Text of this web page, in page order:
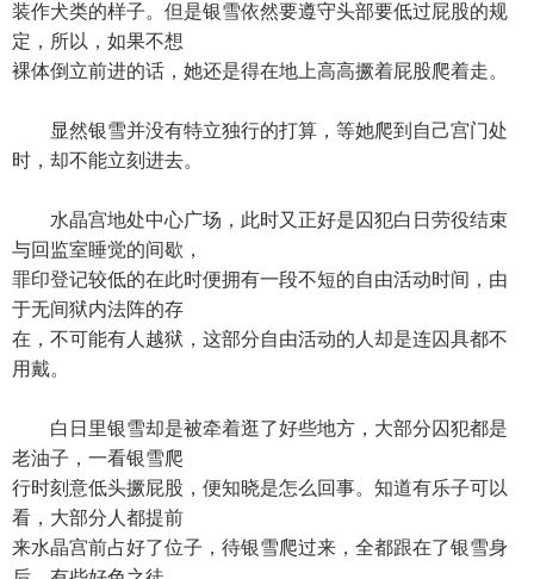
装作犬类的样子。但是银雪依然要遵守头部要低过屁股的规
定，所以，如果不想
裸体倒立前进的话，她还是得在地上高高撅着屁股爬着走。
显然银雪并没有特立独行的打算，等她爬到自己宫门处
时，却不能立刻进去。
水晶宫地处中心广场，此时又正好是囚犯白日劳役结束
与回监室睡觉的间歇，
罪印登记较低的在此时便拥有一段不短的自由活动时间，由
于无间狱内法阵的存
在，不可能有人越狱，这部分自由活动的人却是连囚具都不
用戴。
白日里银雪却是被牵着逛了好些地方，大部分囚犯都是
老油子，一看银雪爬
行时刻意低头撅屁股，便知晓是怎么回事。知道有乐子可以
看，大部分人都提前
来水晶宫前占好了位子，待银雪爬过来，全都跟在了银雪身